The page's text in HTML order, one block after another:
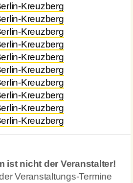
Kreuzberg
Kreuzberg
Kreuzberg
Kreuzberg
Kreuzberg
Kreuzberg
Kreuzberg
Kreuzberg
Kreuzberg
Kreuzberg
ist nicht der Veranstalter!
Veranstaltungs-Termine